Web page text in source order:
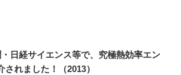
・日経サイエンス等で、究極熱効率エン
れました！（2013）